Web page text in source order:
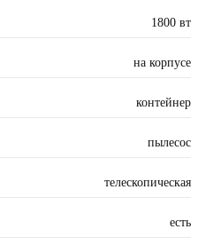
1800 вт
на корпусе
контейнер
пылесос
телескопическая
есть